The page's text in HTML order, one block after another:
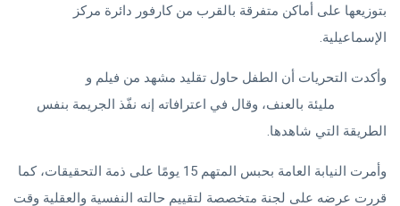
بتوزيعها على أماكن متفرقة بالقرب من كارفور دائرة مركز
الإسماعيلية.
وأكدت التحريات أن الطفل حاول تقليد مشهد من فيلم و
مليئة بالعنف، وقال في اعترافاته إنه نفّذ الجريمة بنفس
الطريقة التي شاهدها.
وأمرت النيابة العامة بحبس المتهم 15 يومًا على ذمة التحقيقات، كما
قررت عرضه على لجنة متخصصة لتقييم حالته النفسية والعقلية وقت